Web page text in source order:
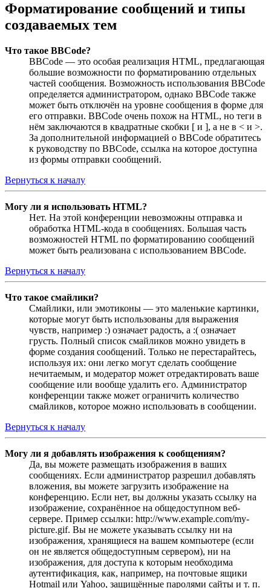
Форматирование сообщений и типы
создаваемых тем
Что такое BBCode?
BBCode — это особая реализация HTML, предлагающая
большие возможности по форматированию отдельных
частей сообщения. Возможность использования BBCode
определяется администратором, однако BBCode также
может быть отключён на уровне сообщения в форме для
его отправки. BBCode очень похож на HTML, но теги в
нём заключаются в квадратные скобки [ и ], а не в < и >.
За дополнительной информацией о BBCode обратитесь
к руководству по BBCode, ссылка на которое доступна
из формы отправки сообщений.
Вернуться к началу
Могу ли я использовать HTML?
Нет. На этой конференции невозможны отправка и
обработка HTML-кода в сообщениях. Большая часть
возможностей HTML по форматированию сообщений
может быть реализована с использованием BBCode.
Вернуться к началу
Что такое смайлики?
Смайлики, или эмотиконы — это маленькие картинки,
которые могут быть использованы для выражения
чувств, например :) означает радость, а :( означает
грусть. Полный список смайликов можно увидеть в
форме создания сообщений. Только не перестарайтесь,
используя их: они легко могут сделать сообщение
нечитаемым, и модератор может отредактировать ваше
сообщение или вообще удалить его. Администратор
конференции также может ограничить количество
смайликов, которое можно использовать в сообщении.
Вернуться к началу
Могу ли я добавлять изображения к сообщениям?
Да, вы можете размещать изображения в ваших
сообщениях. Если администратор разрешил добавлять
вложения, вы можете загрузить изображение на
конференцию. Если нет, вы должны указать ссылку на
изображение, сохранённое на общедоступном веб-
сервере. Пример ссылки: http://www.example.com/my-
picture.gif. Вы не можете указывать ссылку ни на
изображения, хранящиеся на вашем компьютере (если
он не является общедоступным сервером), ни на
изображения, для доступа к которым необходима
аутентификация, как, например, на почтовые ящики
Hotmail или Yahoo, защищённые паролями сайты и т. п.